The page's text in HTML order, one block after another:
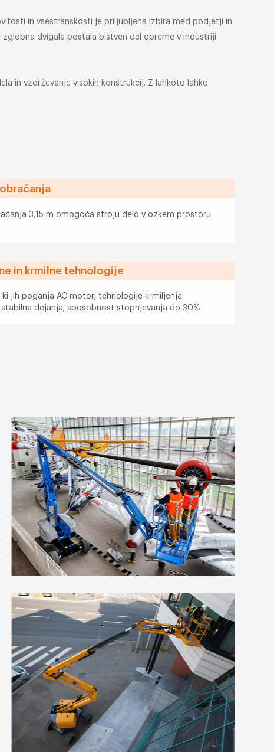
in vsestranskosti je priljubljena izbira med podjetji in
dvigala postala bistven del opreme v industriji
in vzdrževanje visokih konstrukcij. Z lahkoto lahko
3,15 m omogoča stroju delo v ozkem prostoru.
in krmilne tehnologije
jih poganja AC motor; tehnologije krmiljenja
dejanja; sposobnost stopnjevanja do 30%